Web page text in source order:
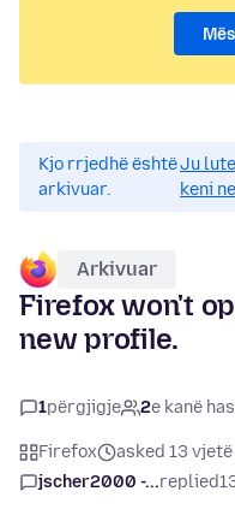
Kjo rrjedhë është
arkivuar.
Ju
keni
Arkivuar
Firefox won't
new profile.
1përgjigje 2e kanë
Firefox
asked 13
jscher2000 -...replied